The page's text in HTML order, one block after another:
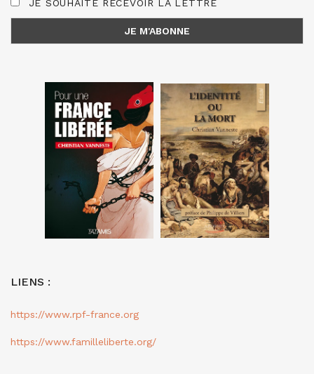
JE SOUHAITE RECEVOIR LA LETTRE
LIENS :
https://www.rpf-france.org
https://www.familleliberte.org/